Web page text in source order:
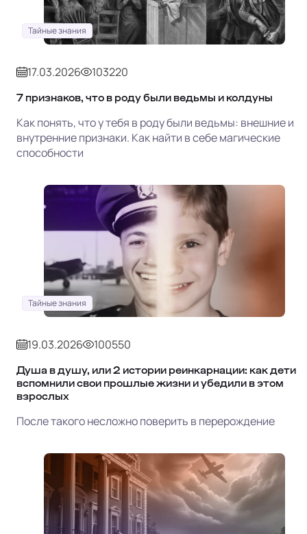
Тайные знания
17.03.2026 103220
7 признаков, что в роду были ведьмы и колдуны
Как понять, что у тебя в роду были ведьмы: внешние и
внутренние признаки. Как найти в себе магические
способности
Тайные знания
19.03.2026 100550
Душа в душу, или 2 истории реинкарнации: как дети
вспомнили свои прошлые жизни и убедили в этом
взрослых
После такого несложно поверить в перерождение